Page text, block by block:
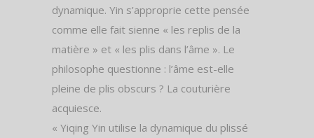
dynamique. Yin s’approprie cette pensée
comme elle fait sienne « les replis de la
matière » et « les plis dans l’âme ». Le
philosophe questionne : l’âme est-elle
pleine de plis obscurs ? La couturière
acquiesce.
« Yiqing Yin utilise la dynamique du plissé